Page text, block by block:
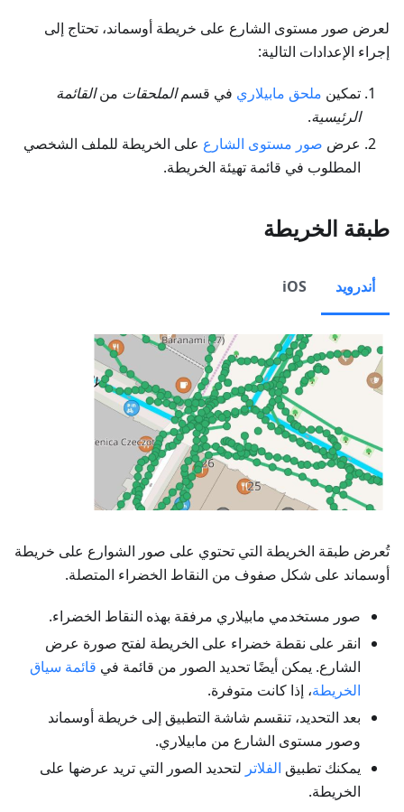
لعرض صور مستوى الشارع على خريطة أوسماند، تحتاج إلى
إجراء الإعدادات التالية:
تمكين ملحق مابيلاري في قسمالملحقات منالقائمة
الرئيسية.
عرض صور مستوى الشارع على الخريطة للملف الشخصي
المطلوب في قائمة تهيئة الخريطة.
طبقة الخريطة
أندرويد iOS
تُعرض طبقة الخريطة التي تحتوي على صور الشوارع على خريطة
أوسماند على شكل صفوف من النقاط الخضراء المتصلة.
صور مستخدمي مابيلاري مرفقة بهذه النقاط الخضراء.
انقر على نقطة خضراء على الخريطة لفتح صورة عرض
الشارع. يمكن أيضًا تحديد الصور من قائمة في قائمة سياق
الخريطة، إذا كانت متوفرة.
بعد التحديد، تنقسم شاشة التطبيق إلى خريطة أوسماند
وصور مستوى الشارع من مابيلاري.
يمكنك تطبيق الفلاتر لتحديد الصور التي تريد عرضها على
الخريطة.